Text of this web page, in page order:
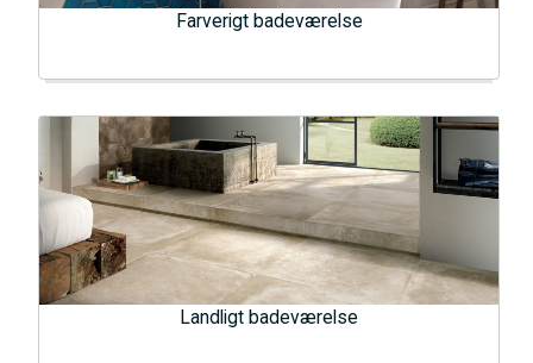
Farverigt badeværelse
Landligt badeværelse